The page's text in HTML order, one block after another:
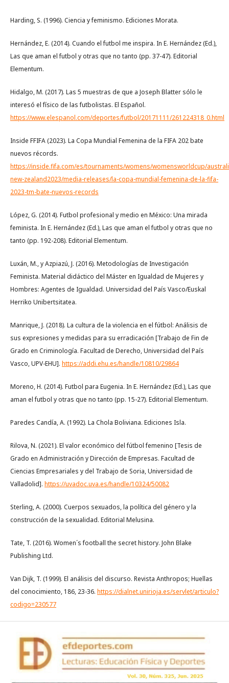
Harding, S. (1996). Ciencia y feminismo. Ediciones Morata.
Hernández, E. (2014). Cuando el futbol me inspira. In E. Hernández (Ed.),
Las que aman el futbol y otras que no tanto (pp. 37-47). Editorial
Elementum.
Hidalgo, M. (2017). Las 5 muestras de que a Joseph Blatter sólo le
interesó el físico de las futbolistas. El Español.
https://www.elespanol.com/deportes/futbol/20171111/261224318_0.html
Inside FFIFA (2023). La Copa Mundial Femenina de la FIFA 202 bate
nuevos récords.
https://inside.fifa.com/es/tournaments/womens/womensworldcup/
new-zealand2023/media-releases/la-copa-mundial-femenina-de-la-fifa-
2023-tm-bate-nuevos-records
López, G. (2014). Futbol profesional y medio en México: Una mirada
feminista. In E. Hernández (Ed.), Las que aman el futbol y otras que no
tanto (pp. 192-208). Editorial Elementum.
Luxán, M., y Azpiazú, J. (2016). Metodologías de Investigación
Feminista. Material didáctico del Máster en Igualdad de Mujeres y
Hombres: Agentes de Igualdad. Universidad del País Vasco/Euskal
Herriko Unibertsitatea.
Manrique, J. (2018). La cultura de la violencia en el fútbol: Análisis de
sus expresiones y medidas para su erradicación [Trabajo de Fin de
Grado en Criminología. Facultad de Derecho, Universidad del País
Vasco, UPV-EHU]. https://addi.ehu.es/handle/10810/29864
Moreno, H. (2014). Futbol para Eugenia. In E. Hernández (Ed.), Las que
aman el futbol y otras que no tanto (pp. 15-27). Editorial Elementum.
Paredes Candía, A. (1992). La Chola Boliviana. Ediciones Isla.
Rilova, N. (2021). El valor económico del fútbol femenino [Tesis de
Grado en Administración y Dirección de Empresas. Facultad de
Ciencias Empresariales y del Trabajo de Soria, Universidad de
Valladolid]. https://uvadoc.uva.es/handle/10324/50082
Sterling, A. (2000). Cuerpos sexuados, la política del género y la
construcción de la sexualidad. Editorial Melusina.
Tate, T. (2016). Women´s football the secret history. John Blake
Publishing Ltd.
Van Dijk, T. (1999). El análisis del discurso. Revista Anthropos; Huellas
del conocimiento, 186, 23-36. https://dialnet.unirioja.es/servlet/articulo?
codigo=230577